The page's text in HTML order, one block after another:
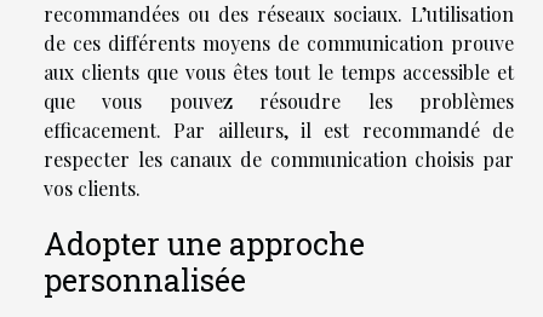
recommandées ou des réseaux sociaux. L’utilisation
de ces différents moyens de communication prouve
aux clients que vous êtes tout le temps accessible et
que vous pouvez résoudre les problèmes
efficacement. Par ailleurs, il est recommandé de
respecter les canaux de communication choisis par
vos clients.
Adopter une approche
personnalisée